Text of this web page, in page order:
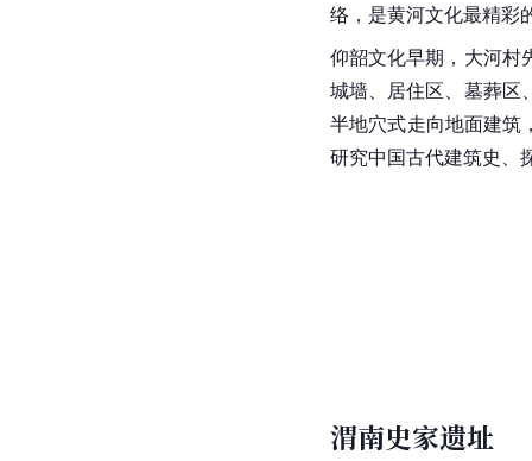
络，是黄河文化最精彩
仰韶文化早期， 大河村
城墙、居住区、墓葬区
半地穴式走向地面建筑
研究中国古代建筑史、
渭南史家遗址